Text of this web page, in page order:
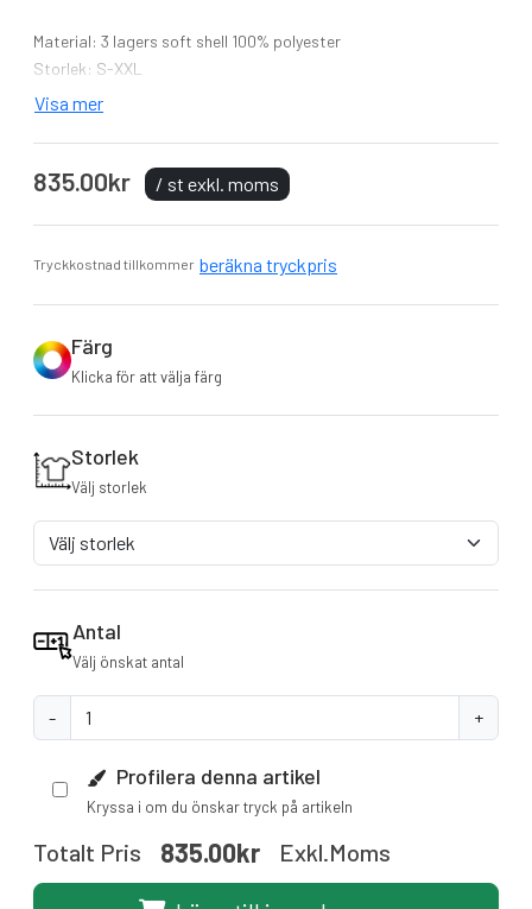
Material: 3 lagers soft shell 100% polyester
Storlek: S-XXL
Yttertyget är elastiskt och med membran som är starkt
vattenavvisande.
Innertyg av värmande fleece.
Två svarta fickor som passar snyggt i kontrast soft shell
jackan.
Visa mer
835.00kr / st exkl. moms
Tryckkostnad tillkommer beräkna tryckpris
Färg
Klicka för att välja färg
Storlek
Välj storlek
Antal
Välj önskat antal
- +
Profilera denna artikel
Kryssa i om du önskar tryck på artikeln
Totalt Pris 835.00kr Exkl.moms